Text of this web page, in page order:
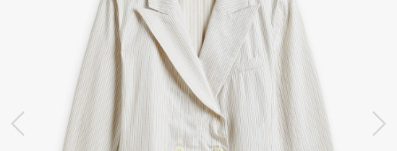
前の画像